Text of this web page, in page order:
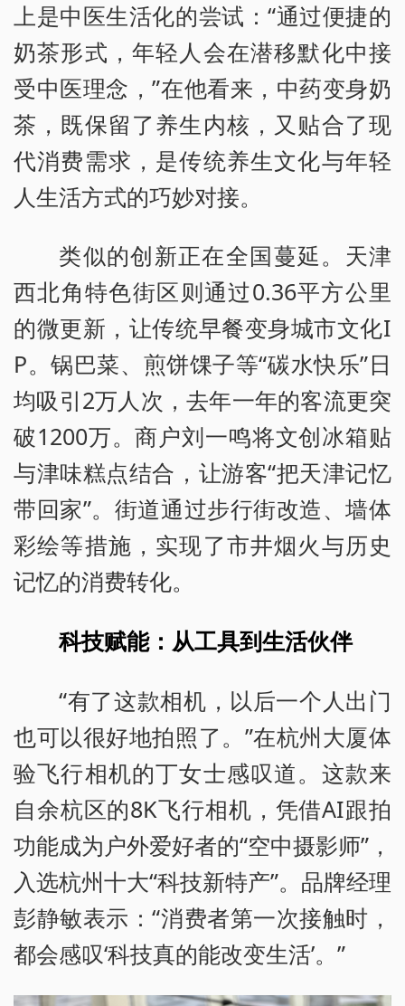
上是中医生活化的尝试：“通过便捷的
奶茶形式，年轻人会在潜移默化中接
受中医理念，”在他看来，中药变身奶
茶，既保留了养生内核，又贴合了现
代消费需求，是传统养生文化与年轻
人生活方式的巧妙对接。
类似的创新正在全国蔓延。天津
西北角特色街区则通过0.36平方公里
的微更新，让传统早餐变身城市文化I
P。锅巴菜、煎饼馃子等“碳水快乐”日
均吸引2万人次，去年一年的客流更突
破1200万。商户刘一鸣将文创冰箱贴
与津味糕点结合，让游客“把天津记忆
带回家”。街道通过步行街改造、墙体
彩绘等措施，实现了市井烟火与历史
记忆的消费转化。
科技赋能：从工具到生活伙伴
“有了这款相机，以后一个人出门
也可以很好地拍照了。”在杭州大厦体
验飞行相机的丁女士感叹道。这款来
自余杭区的8K飞行相机，凭借AI跟拍
功能成为户外爱好者的“空中摄影师”，
入选杭州十大“科技新特产”。品牌经理
彭静敏表示：“消费者第一次接触时，
都会感叹‘科技真的能改变生活’。”